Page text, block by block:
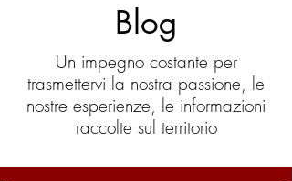
Blog
Un impegno costante per
trasmettervi la nostra passione, le
nostre esperienze, le informazioni
raccolte sul territorio